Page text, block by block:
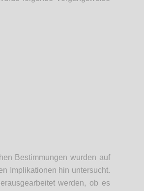
Bestimmungen wurden auf
Implikationen hin untersucht.
werden, ob es